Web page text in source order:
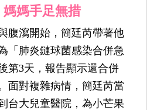
媽手足無措
腹瀉開始，簡廷芮帶著他
「肺炎鏈球菌感染合併急
第3天，報告顯示還合併
面對複雜病情，簡廷芮當
台大兒童醫院，為小芒果